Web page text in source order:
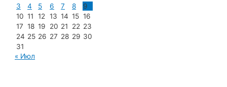
3
4 5 6 7 8
9
10 11 12 13 14 15 16
17 18 19 20 21 22 23
24 25 26 27 28 29 30
31
« Июл